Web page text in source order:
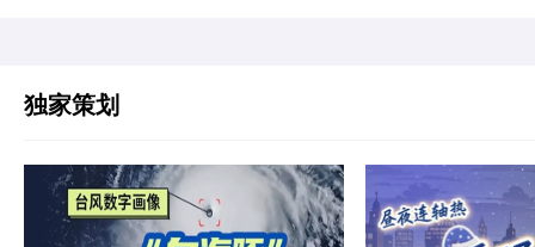
独家策划